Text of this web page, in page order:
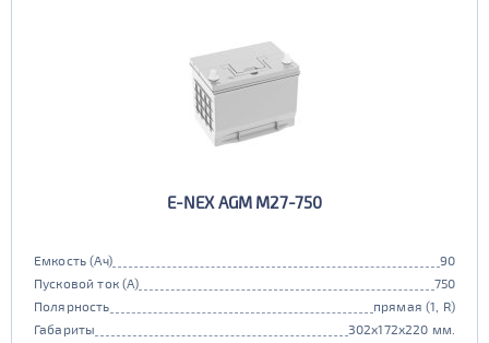
E-NEX AGM M27-750
Емкость (Ач)
90
Пусковой ток (А)
750
Полярность
прямая (1, R)
Габариты
302x172x220 мм.